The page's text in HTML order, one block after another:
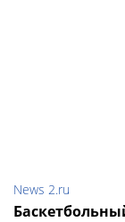
News 2.ru